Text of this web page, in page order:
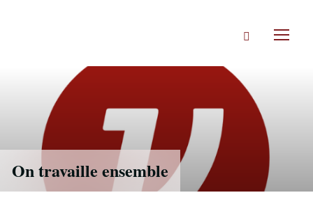
Rechercher
On travaille ensemble